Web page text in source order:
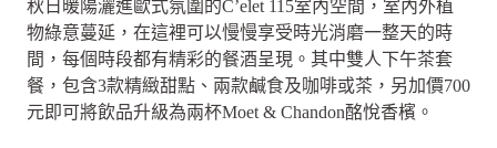
秋日暖陽灑進歐式氛圍的C’elet 115室內空間，室內外植
物綠意蔓延，在這裡可以慢慢享受時光消磨一整天的時
間，每個時段都有精彩的餐酒呈現。其中雙人下午茶套
餐，包含3款精緻甜點、兩款鹹食及咖啡或茶，另加價700
元即可將飲品升級為兩杯Moet & Chandon酩悅香檳。